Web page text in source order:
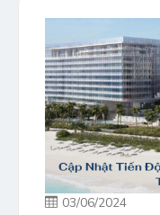
03/06/2024